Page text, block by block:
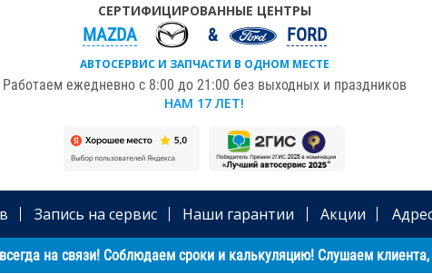
СЕРТИФИЦИРОВАННЫЕ ЦЕНТРЫ
MAZDA FORD
АВТОСЕРВИС И ЗАПЧАСТИ В ОДНОМ МЕСТЕ
Работаем ежедневно с 8:00 до 21:00 без выходных и праздников
НАМ 17 ЛЕТ!
Запись на сервис Наши гарантии Акции
на связи! Соблюдаем сроки и калькуляцию! Слушаем клиента,